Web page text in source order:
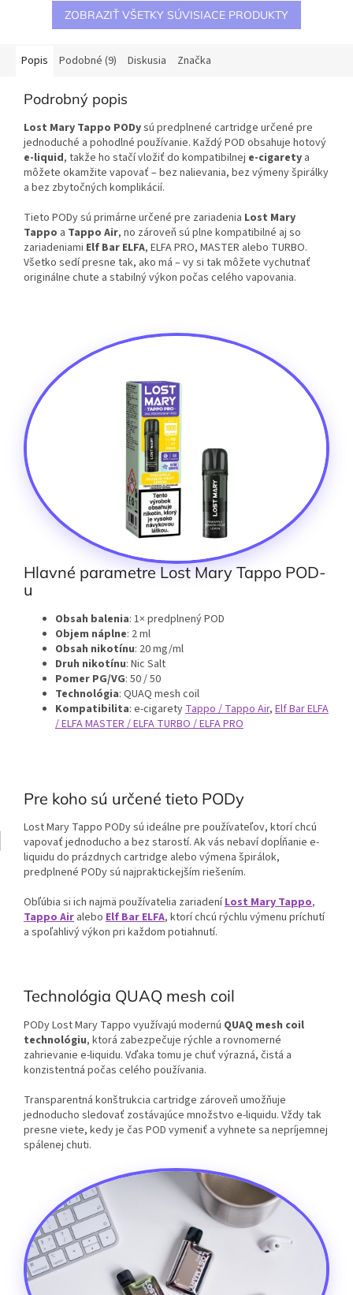
ZOBRAZIŤ VŠETKY SÚVISIACE PRODUKTY
Popis Podobné (9) Diskusia Značka
Podrobný popis
Lost Mary Tappo PODysú predplnené cartridge určené pre
jednoduché a pohodlné používanie. Každý POD obsahuje hotový
e-liquid, takže ho stačí vložiť do kompatibilnej e-cigarety a
môžete okamžite vapovať – bez nalievania, bez výmeny špirálky
a bez zbytočných komplikácií.
Tieto PODy sú primárne určené pre zariadenia Lost Mary
Tappo a Tappo Air, no zároveň sú plne kompatibilné aj so
zariadeniami Elf Bar ELFA, ELFA PRO, MASTER alebo TURBO.
Všetko sedí presne tak, ako má – vy si tak môžete vychutnať
originálne chute a stabilný výkon počas celého vapovania.
Hlavné parametre Lost Mary Tappo POD-
u
Obsah balenia: 1× predplnený POD
Objem náplne: 2 ml
Obsah nikotínu: 20 mg/ml
Druh nikotínu: Nic Salt
Pomer PG/VG: 50 / 50
Technológia: QUAQ mesh coil
Kompatibilita: e-cigarety Tappo / Tappo Air, Elf Bar ELFA
/ ELFA MASTER / ELFA TURBO / ELFA PRO
Pre koho sú určené tieto PODy
Lost Mary Tappo PODy sú ideálne pre používateľov, ktorí chcú
vapovať jednoducho a bez starostí. Ak vás nebaví dopĺňanie e-
liquidu do prázdnych cartridge alebo výmena špirálok,
predplnené PODy sú najpraktickejším riešením.
Obľúbia si ich najmä používatelia zariadeníLost Mary Tappo,
Tappo Air alebo Elf Bar ELFA, ktorí chcú rýchlu výmenu príchutí
a spoľahlivý výkon pri každom potiahnutí.
Technológia QUAQ mesh coil
PODy Lost Mary Tappo využívajú modernú QUAQ mesh coil
technológiu, ktorá zabezpečuje rýchle a rovnomerné
zahrievanie e-liquidu. Vďaka tomu je chuť výrazná, čistá a
konzistentná počas celého používania.
Transparentná konštrukcia cartridge zároveň umožňuje
jednoducho sledovať zostávajúce množstvo e-liquidu. Vždy tak
presne viete, kedy je čas POD vymeniť a vyhnete sa nepríjemnej
spálenej chuti.